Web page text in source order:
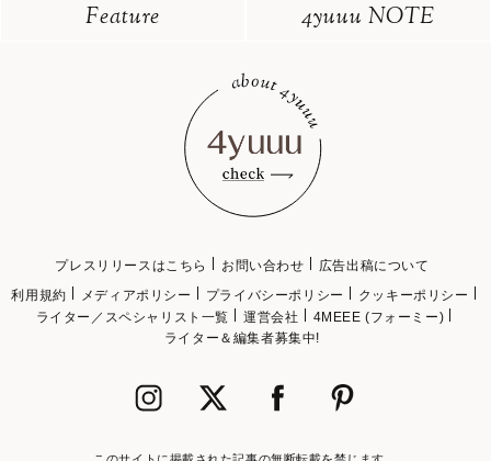
Feature
4yuuu NOTE
プレスリリースはこちら お問い合わせ
広告出稿について
利用規約
メディアポリシー プライバシーポリシー
クッキーポリシー
ライター／スペシャリスト一覧
運営会社
4MEEE (フォーミー)
ライター＆編集者募集中!